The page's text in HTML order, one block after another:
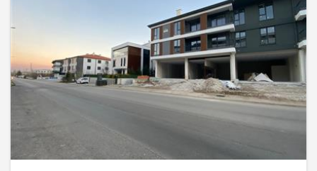
MASTERTURK FRANCHİSİNG
GAYRİMENKUL SATIŞ VE PAZARLAMA
A.Ş. kişisel verileri belirlenen
amaçların gerçekleştirilmesine
elverişli bir biçimde işleyecek ve
amacın gerçekleştirilmesi ile ilgili
olmayan veya ihtiyaç duyulmayan
kişisel verilerin işlenmesinden
kaçınacaktır.